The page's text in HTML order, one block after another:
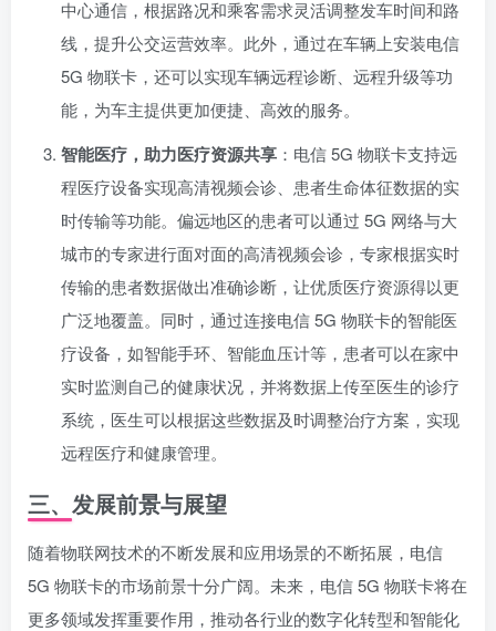
中心通信，根据路况和乘客需求灵活调整发车时间和路
线，提升公交运营效率。此外，通过在车辆上安装电信
5G 物联卡，还可以实现车辆远程诊断、远程升级等功
能，为车主提供更加便捷、高效的服务。
智能医疗，助力医疗资源共享 ：电信 5G 物联卡支持远
程医疗设备实现高清视频会诊、患者生命体征数据的实
时传输等功能。偏远地区的患者可以通过 5G 网络与大
城市的专家进行面对面的高清视频会诊，专家根据实时
传输的患者数据做出准确诊断，让优质医疗资源得以更
广泛地覆盖。同时，通过连接电信 5G 物联卡的智能医
疗设备，如智能手环、智能血压计等，患者可以在家中
实时监测自己的健康状况，并将数据上传至医生的诊疗
系统，医生可以根据这些数据及时调整治疗方案，实现
远程医疗和健康管理。
三、发展前景与展望
随着物联网技术的不断发展和应用场景的不断拓展，电信
5G 物联卡的市场前景十分广阔。未来，电信 5G 物联卡将在
更多领域发挥重要作用，推动各行业的数字化转型和智能化